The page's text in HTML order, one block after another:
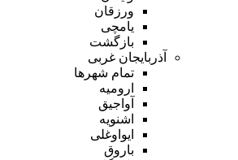
ورزقان
یامچی
بازگشت
آذربایجان غربی
تمام شهر‌ها
ارومیه
آواجیق
اشنویه
ایواوغلی
باروق